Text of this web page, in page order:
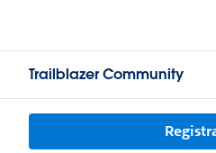
Trailblazer Community